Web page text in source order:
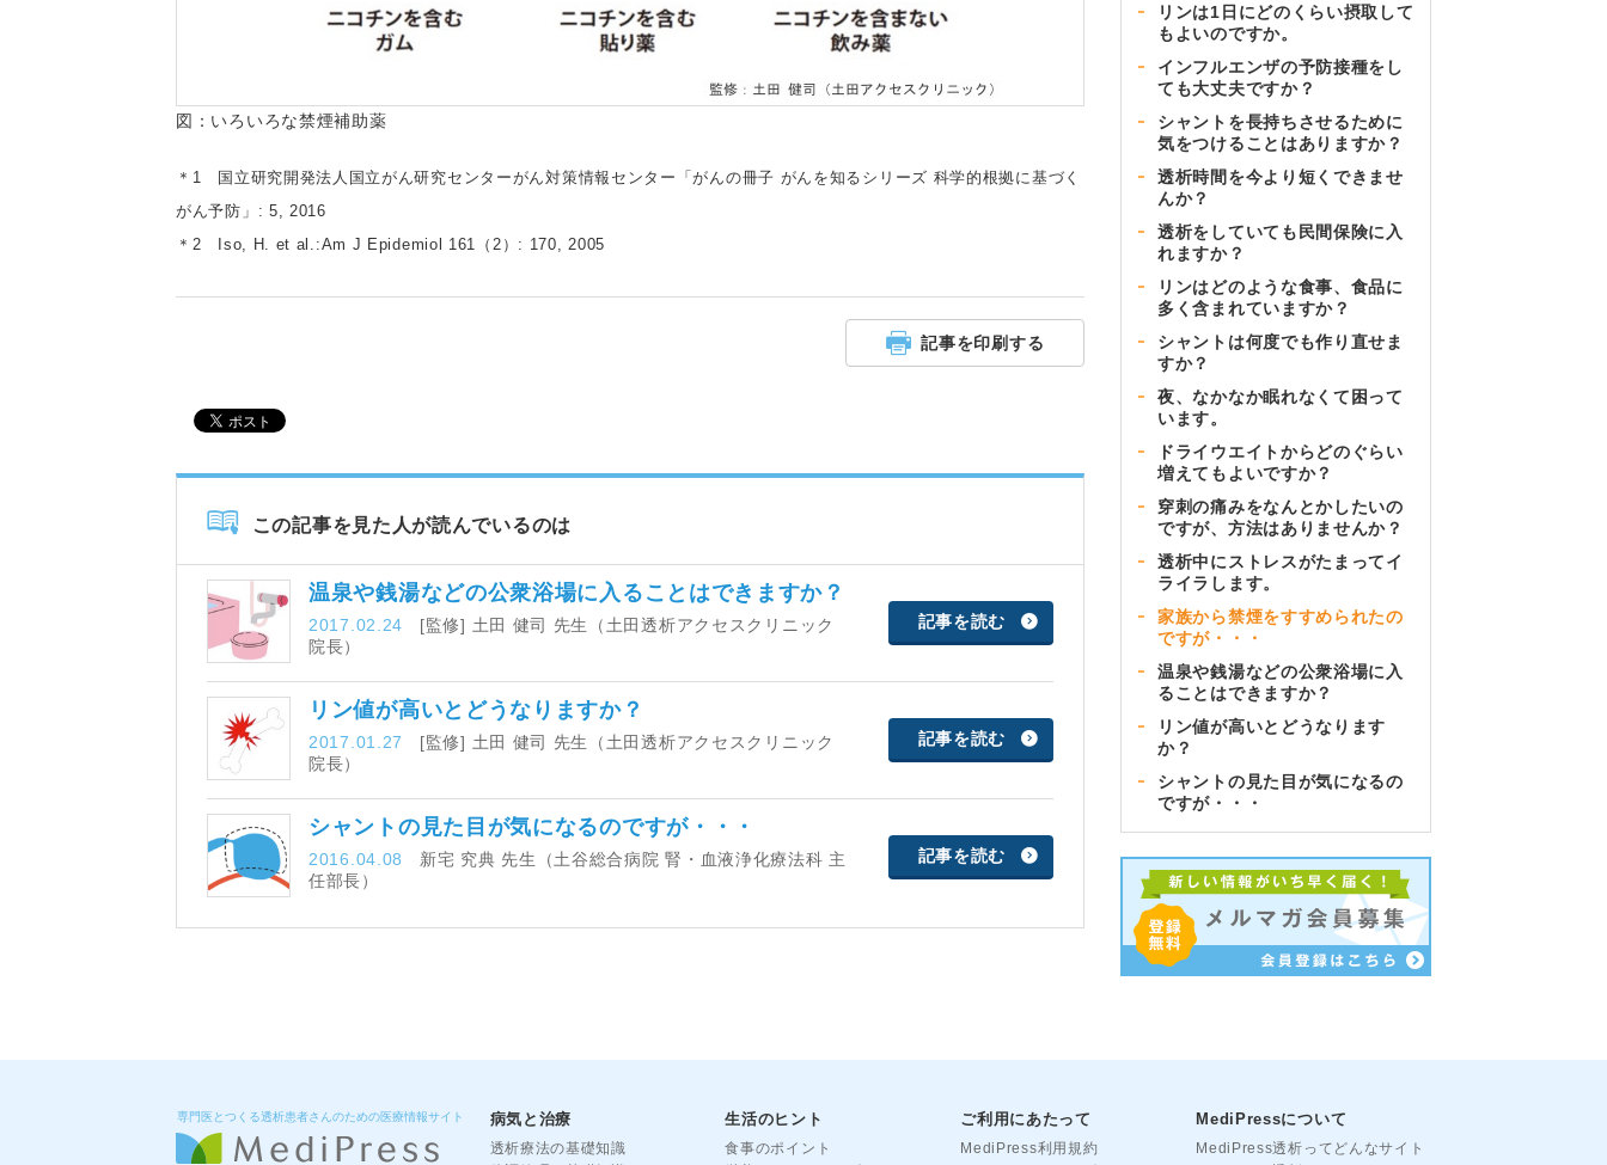
図：いろいろな禁煙補助薬
＊1 国立研究開発法人国立がん研究センターがん対策情報センター「がんの冊子 がんを知るシリーズ 科学的根拠に基づく
がん予防」: 5, 2016
＊2 Iso, H. et al.:Am J Epidemiol 161（2）: 170, 2005
記事を印刷する
この記事を見た人が読んでいるのは
温泉や銭湯などの公衆浴場に入ることはできますか？
2017.02.24
[監修] 土田 健司 先生（土田透析アクセスクリニック
院長）
記事を読む
リン値が高いとどうなりますか？
2017.01.27
[監修] 土田 健司 先生（土田透析アクセスクリニック
院長）
記事を読む
シャントの見た目が気になるのですが・・・
2016.04.08
新宅 究典 先生（土谷総合病院 腎・血液浄化療法科 主
任部長）
記事を読む
リンは1日にどのくらい摂取して
もよいのですか。
インフルエンザの予防接種をし
ても大丈夫ですか？
シャントを長持ちさせるために
気をつけることはありますか？
透析時間を今より短くできませ
んか？
透析をしていても民間保険に入
れますか？
リンはどのような食事、食品に
多く含まれていますか？
シャントは何度でも作り直せま
すか？
夜、なかなか眠れなくて困って
います。
ドライウエイトからどのぐらい
増えてもよいですか？
穿刺の痛みをなんとかしたいの
ですが、方法はありませんか？
透析中にストレスがたまってイ
ライラします。
家族から禁煙をすすめられたの
ですが・・・
温泉や銭湯などの公衆浴場に入
ることはできますか？
リン値が高いとどうなります
か？
シャントの見た目が気になるの
ですが・・・
病気と治療
透析療法の基礎知識
生活のヒント
食事のポイント
ご利用にあたって
MediPress利用規約
MediPressについて
MediPress透析ってどんなサイト
専門医とつくる透析患者さんのための医療情報サイト